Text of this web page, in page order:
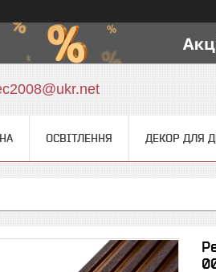
ОСВІТЛЕННЯ ДЕКОР ДЛЯ